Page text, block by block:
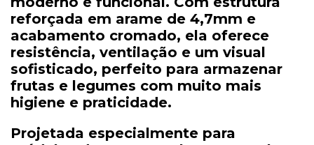
reforçada em arame de 4,7mm e
acabamento cromado, ela oferece
resistência, ventilação e um visual
sofisticado, perfeito para armazenar
frutas e legumes com muito mais
higiene e praticidade.
Projetada especialmente para